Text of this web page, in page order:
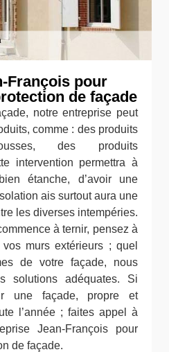
François pour
de façade
notre entreprise peut
comme : des produits
des produits
intervention permettra à
étanche, d’avoir une
ais surtout aura une
les diverses intempéries.
à ternir, pensez à
murs extérieurs ; quel
de votre façade, nous
solutions adéquates. Si
une façade, propre et
l’année ; faites appel à
Jean-François pour
de façade.